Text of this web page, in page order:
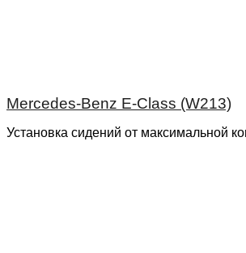
Mercedes-Benz E-Class (W213)
Установка сидений от максимальной